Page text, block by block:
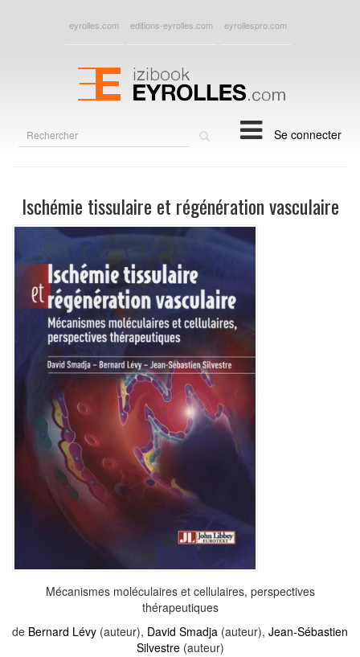
eyrolles.com editions-eyrolles.com eyrollespro.com
Se connecter
Ischémie tissulaire et régénération vasculaire
Mécanismes moléculaires et cellulaires, perspectives
thérapeutiques
de Bernard Lévy (auteur), David Smadja (auteur), Jean-Sébastien
Silvestre(auteur)